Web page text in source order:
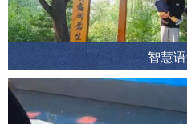
智慧